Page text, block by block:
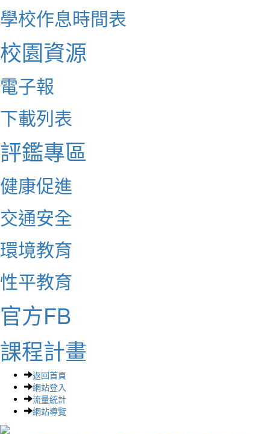
學校作息時間表
校園資源
電子報
下載列表
評鑑專區
健康促進
交通安全
環境教育
性平教育
官方FB
課程計畫
返回首頁
網站登入
流量統計
網站導覽